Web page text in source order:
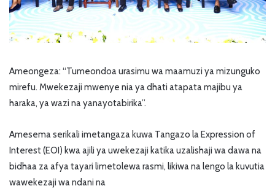
Ameongeza: “Tumeondoa urasimu wa maamuzi ya mizunguko
mirefu. Mwekezaji mwenye nia ya dhati atapata majibu ya
haraka, ya wazi na yanayotabirika”.
Amesema serikali imetangaza kuwa Tangazo la Expression of
Interest (EOI) kwa ajili ya uwekezaji katika uzalishaji wa dawa na
bidhaa za afya tayari limetolewa rasmi, likiwa na lengo la kuvutia
wawekezaji wa ndani na